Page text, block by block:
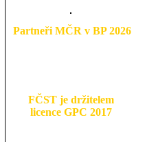
Partneři MČR v BP 2026
FČST je držitelem
licence GPC 2017